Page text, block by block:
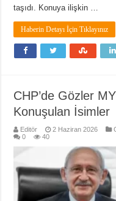
taşıdı. Konuya ilişkin …
Haberin Detayı İçin Tıklayınız
CHP’de Gözler
Konuşulan İsimler
Editör 2 Haziran 2026
0
40